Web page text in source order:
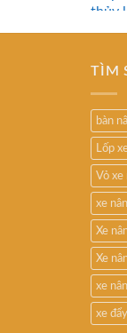
TÌM
bàn
Lốp
Vỏ xe
xe
Xe
Xe
xe
xe